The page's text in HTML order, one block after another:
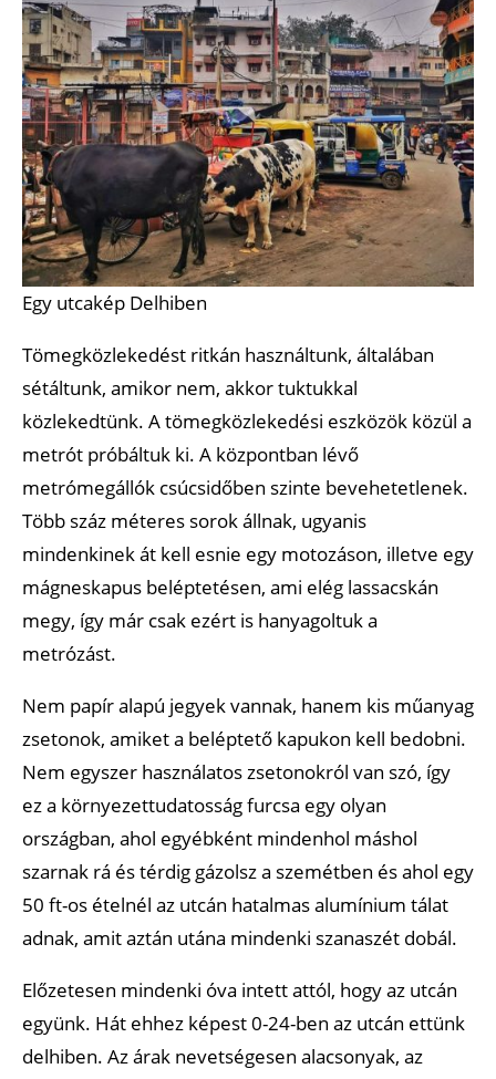
Egy utcakép Delhiben
Tömegközlekedést ritkán használtunk, általában
sétáltunk, amikor nem, akkor tuktukkal
közlekedtünk. A tömegközlekedési eszközök közül a
metrót próbáltuk ki. A központban lévő
metrómegállók csúcsidőben szinte bevehetetlenek.
Több száz méteres sorok állnak, ugyanis
mindenkinek át kell esnie egy motozáson, illetve egy
mágneskapus beléptetésen, ami elég lassacskán
megy, így már csak ezért is hanyagoltuk a
metrózást.
Nem papír alapú jegyek vannak, hanem kis műanyag
zsetonok, amiket a beléptető kapukon kell bedobni.
Nem egyszer használatos zsetonokról van szó, így
ez a környezettudatosság furcsa egy olyan
országban, ahol egyébként mindenhol máshol
szarnak rá és térdig gázolsz a szemétben és ahol egy
50 ft-os ételnél az utcán hatalmas alumínium tálat
adnak, amit aztán utána mindenki szanaszét dobál.
Előzetesen mindenki óva intett attól, hogy az utcán
együnk. Hát ehhez képest 0-24-ben az utcán ettünk
delhiben. Az árak nevetségesen alacsonyak, az